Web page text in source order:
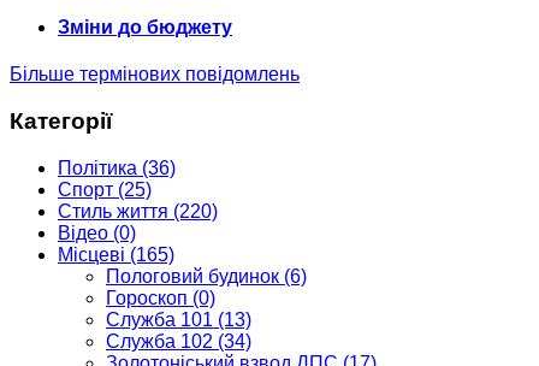
Зміни до бюджету
Більше термінових повідомлень
Категорії
Політика (36)
Спорт (25)
Стиль життя (220)
Відео (0)
Місцеві (165)
Пологовий будинок (6)
Гороскоп (0)
Служба 101 (13)
Служба 102 (34)